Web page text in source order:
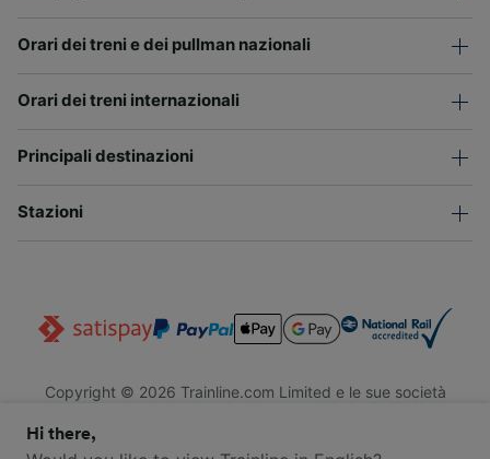
Orari dei treni e dei pullman nazionali
Orari dei treni internazionali
Principali destinazioni
Stazioni
Copyright © 2026 Trainline.com Limited e le sue società
Trainline.com Limited è registrata in Inghilterra e Galles. Società
Hi there,